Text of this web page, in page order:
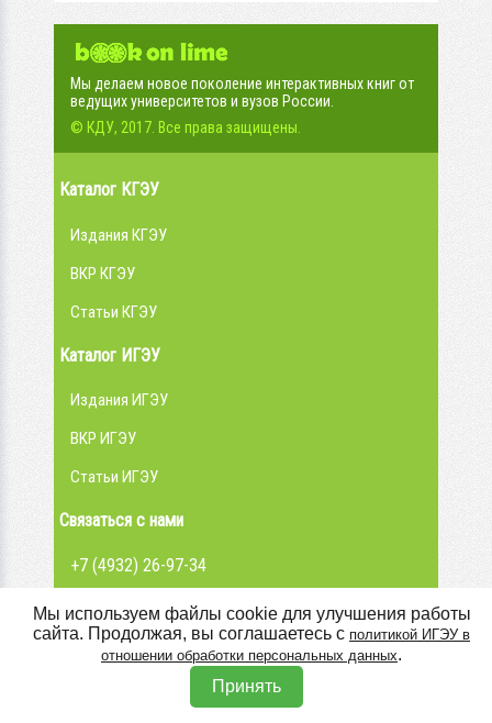
Мы делаем новое поколение интерактивных книг от
ведущих университетов и вузов России.
© КДУ, 2017. Все права защищены.
Каталог КГЭУ
Издания КГЭУ
ВКР КГЭУ
Статьи КГЭУ
Мы используем файлы cookie для улучшения работы
сайта. Продолжая, вы соглашаетесь с политикой ИГЭУ в
отношении обработки персональных данных.
Принять
Каталог ИГЭУ
Издания ИГЭУ
ВКР ИГЭУ
Статьи ИГЭУ
Связаться с нами
+7 (4932) 26-97-34
admin@library.ispu.ru
Вконтакте